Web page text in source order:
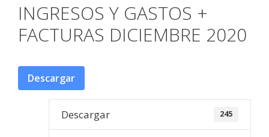
INGRESOS Y GASTOS +
FACTURAS DICIEMBRE 2020
Descargar
Descargar 245